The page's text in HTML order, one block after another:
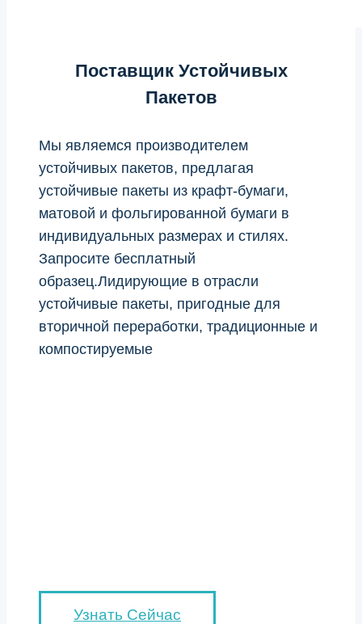
Поставщик Устойчивых
Пакетов
Мы являемся производителем
устойчивых пакетов, предлагая
устойчивые пакеты из крафт-бумаги,
матовой и фольгированной бумаги в
индивидуальных размерах и стилях.
Запросите бесплатный
образец.Лидирующие в отрасли
устойчивые пакеты, пригодные для
вторичной переработки, традиционные и
компостируемые
Узнать Сейчас